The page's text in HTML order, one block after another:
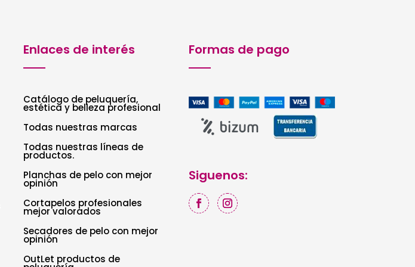
Enlaces de interés
Catálogo de peluquería,
estética y belleza profesional
Todas nuestras marcas
Todas nuestras líneas de
productos.
Planchas de pelo con mejor
opinión
Cortapelos profesionales
mejor valorados
Secadores de pelo con mejor
opinión
OutLet productos de
Formas de pago
Siguenos: